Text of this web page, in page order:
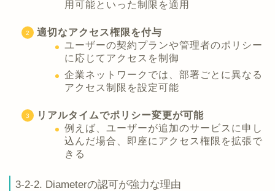
用可能といった制限を適用
適切なアクセス権限を付与
ユーザーの契約プランや管理者のポリシー
に応じてアクセスを制御
企業ネットワークでは、部署ごとに異なる
アクセス制限を設定可能
リアルタイムでポリシー変更が可能
例えば、ユーザーが追加のサービスに申し
込んだ場合、即座にアクセス権限を拡張で
きる
3-2-2. Diameterの認可が強力な理由